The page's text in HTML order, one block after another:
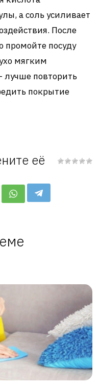
а соль усиливает
После
посуду
мягким
лучше повторить
покрытие
её